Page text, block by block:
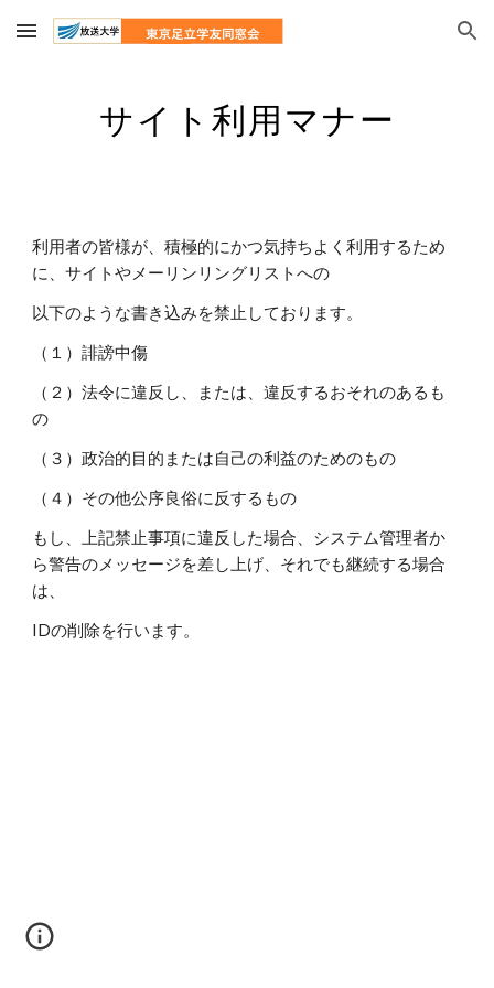
Skip to main content Skip to navigation
サイト利用マナー
利用者の皆様が、積極的にかつ気持ちよく利用するため
に、サイトやメーリンリングリストへの
以下のような書き込みを禁止しております。
（１）誹謗中傷
（２）法令に違反し、または、違反するおそれのあるも
の
（３）政治的目的または自己の利益のためのもの
（４）その他公序良俗に反するもの
もし、上記禁止事項に違反した場合、システム管理者か
ら警告のメッセージを差し上げ、それでも継続する場合
は、
IDの削除を行います。